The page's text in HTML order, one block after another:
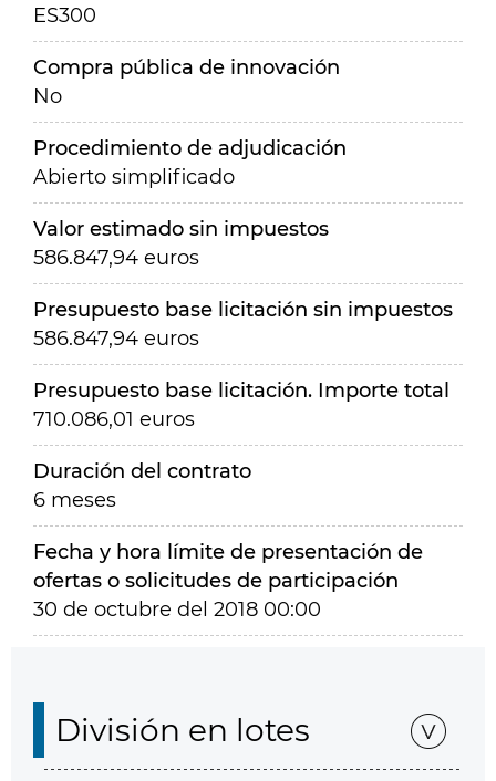
ES300
Compra pública de innovación
No
Procedimiento de adjudicación
Abierto simplificado
Valor estimado sin impuestos
586.847,94 euros
Presupuesto base licitación sin impuestos
586.847,94 euros
Presupuesto base licitación. Importe total
710.086,01 euros
Duración del contrato
6 meses
Fecha y hora límite de presentación de
ofertas o solicitudes de participación
30 de octubre del 2018 00:00
División en lotes